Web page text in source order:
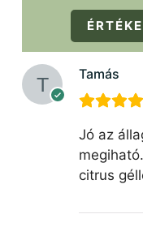
Tamás
Jó az
citrus